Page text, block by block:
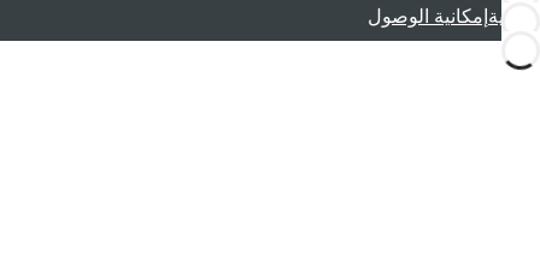
قانونية إمكانية الوصول